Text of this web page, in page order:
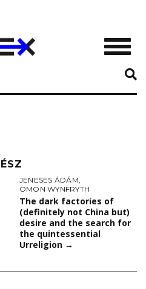
JENESES ÁDÁM,
OMON WYNFRYTH
The dark factories of
(definitely not China but)
desire and the search for
the quintessential
Urreligion →